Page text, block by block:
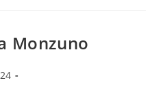
Monzuno